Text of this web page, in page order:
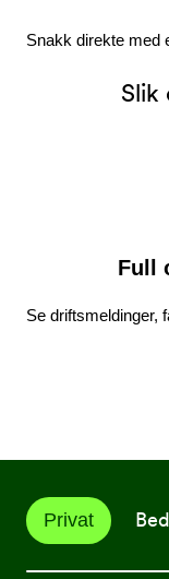
Snakk direkte med
Slik
Full
Se driftsmeldinger,
Privat